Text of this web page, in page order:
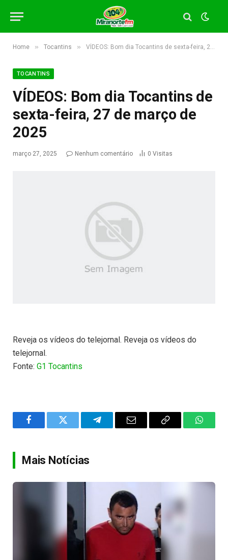
Home » Tocantins » VÍDEOS: Bom dia Tocantins de sexta-feira, 27 de março de 2025
TOCANTINS
VÍDEOS: Bom dia Tocantins de
sexta-feira, 27 de março de
2025
março 27, 2025 Nenhum comentário 0 Visitas
Reveja os vídeos do telejornal. Reveja os vídeos do
telejornal.
Fonte: G1 Tocantins
FacebookTwitter TelegramEmail
Copy
Mais Notícias